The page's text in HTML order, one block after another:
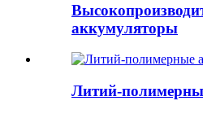
аккумуляторы
Литий-